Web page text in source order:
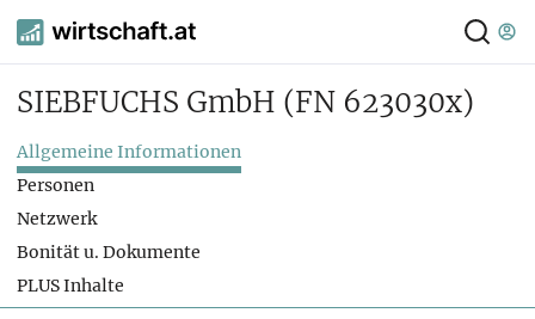
SIEBFUCHS GmbH (FN 623030x)
Allgemeine Informationen
Personen
Netzwerk
Bonität u. Dokumente
PLUS Inhalte